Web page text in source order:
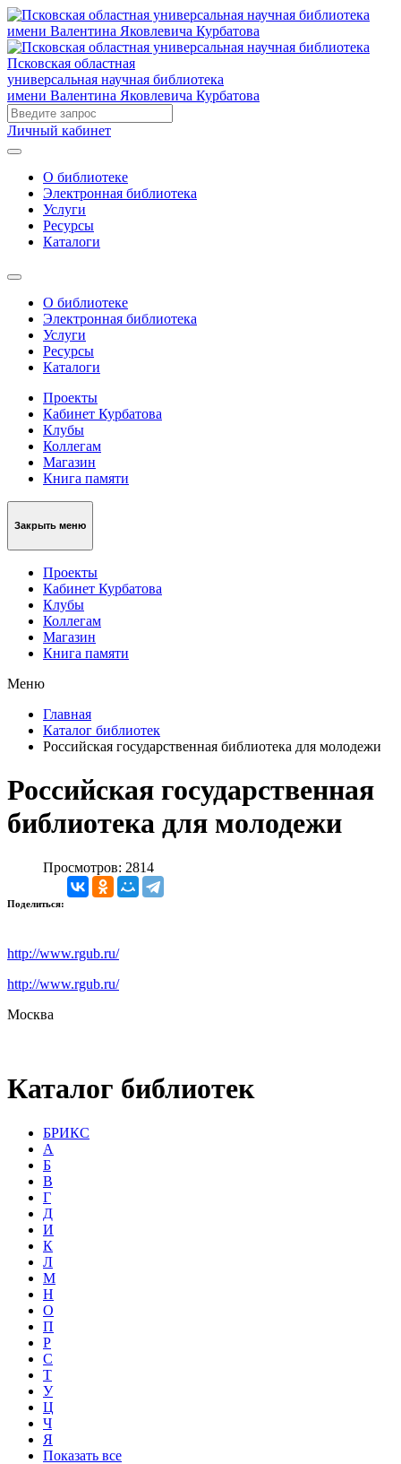
Псковская областная
универсальная научная библиотека
имени Валентина Яковлевича Курбатова
Личный кабинет
О библиотеке
Электронная библиотека
Услуги
Ресурсы
Каталоги
О библиотеке
Электронная библиотека
Услуги
Ресурсы
Каталоги
Проекты
Кабинет Курбатова
Клубы
Коллегам
Магазин
Книга памяти
Закрыть меню
Проекты
Кабинет Курбатова
Клубы
Коллегам
Магазин
Книга памяти
Меню
Главная
Каталог библиотек
Российская государственная библиотека для молодежи
Российская государственная
библиотека для молодежи
Просмотров: 2814
Поделиться:
http://www.rgub.ru/
http://www.rgub.ru/
Москва
Каталог библиотек
БРИКС
А
Б
В
Г
Д
И
К
Л
М
Н
О
П
Р
С
Т
У
Ц
Ч
Я
Показать все